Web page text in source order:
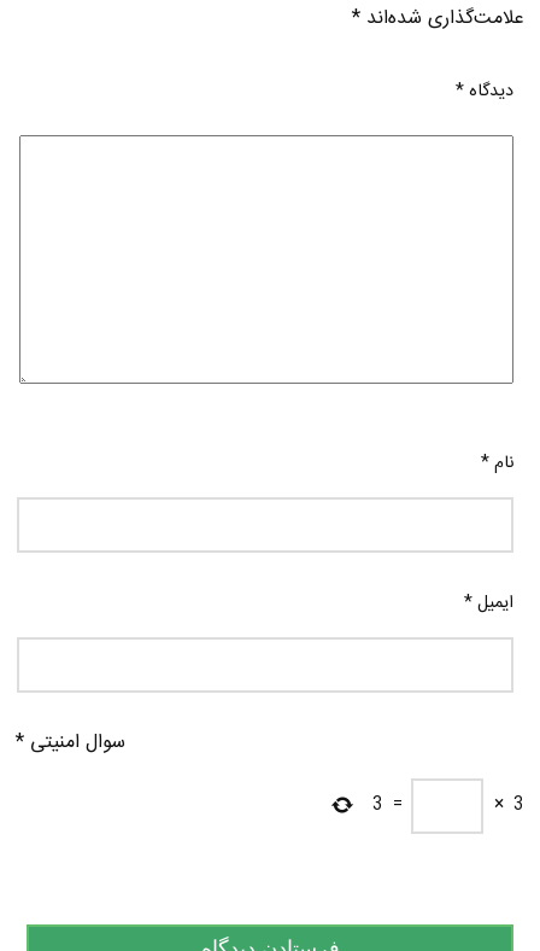
علامت‌گذاری شده‌اند*
دیدگاه*
نام*
ایمیل*
سوال امنیتی *
3
×
=
3